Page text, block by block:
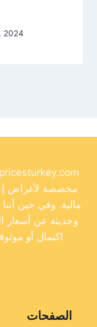
2024
مخصصة لأغراض
مالية. وفي حين
وحديثة عن أسعار
اكتمال أو
الصفحات